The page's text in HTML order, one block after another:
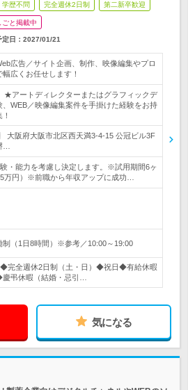
学歴不問 完全週休2日制 第二新卒歓迎
ごと掲載中
日： 2027/01/21
広告／サイト企画、制作、映像編集やプロ
広くお任せします！
★アートディレクターまたはグラフィックデ
WEB／映像編集案件を手掛けた経験をお持
大阪府大阪市北区西天満3-4-15 公冠ビル3F
…
・能力を考慮し決定します。※試用期間6ヶ
万円）※前職から年収アップに成功…
制（1日8時間）※参考／10:00～19:00
◆完全週休2日制（土・日）◆祝日◆有給休暇
弔休暇（結婚・忌引…
気になる